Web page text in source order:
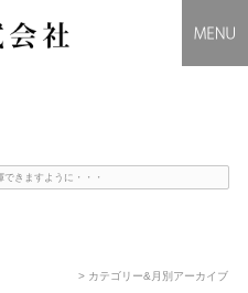
できますように・・・
> カテゴリー&月別アーカイブ